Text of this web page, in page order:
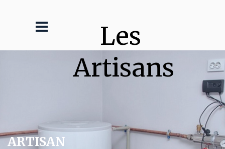
Les
Artisans
ARTISAN